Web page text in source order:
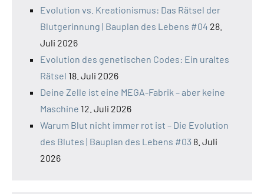
Evolution vs. Kreationismus: Das Rätsel der
Blutgerinnung | Bauplan des Lebens #04 28.
Juli 2026
Evolution des genetischen Codes: Ein uraltes
Rätsel 18. Juli 2026
Deine Zelle ist eine MEGA-Fabrik – aber keine
Maschine 12. Juli 2026
Warum Blut nicht immer rot ist – Die Evolution
des Blutes | Bauplan des Lebens #03 8. Juli
2026